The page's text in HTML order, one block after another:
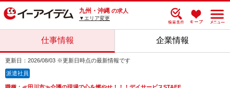
九州・沖縄 の求人
▼エリア変更
仕事情報 企業情報
更新日：2026/08/03 ※更新日時点の最新情報です
派遣社員